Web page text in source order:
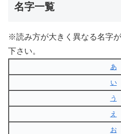
名字一覧
※読み方が大きく異なる名字
下さい。
あ
い
う
え
お